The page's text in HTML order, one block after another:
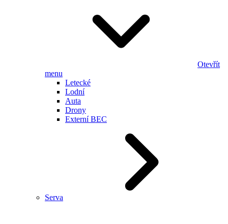
Otevřít
menu
Letecké
Lodní
Auta
Drony
Externí BEC
Serva